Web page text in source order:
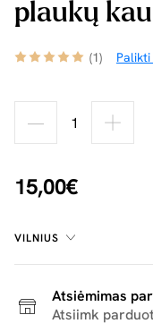
plaukų
(1)
15,00€
VILNIUS
Atsiėmimas
Atsiimk